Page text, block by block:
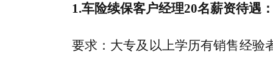
1.车险续保客户经理20名薪资待遇
要求：大专及以上学历有销售经验